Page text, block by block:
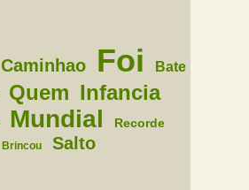
Caminhao Foi Bate
Quem Infancia
Mundial Recorde
Brincou Salto